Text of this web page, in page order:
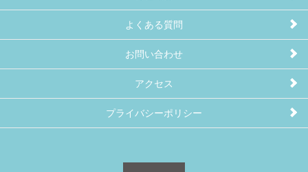
よくある質問
お問い合わせ
アクセス
プライバシーポリシー